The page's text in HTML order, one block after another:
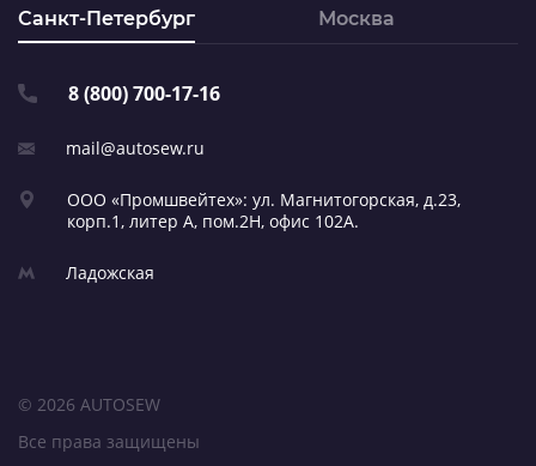
Санкт-Петербург Москва
8 (800) 700-17-16
mail@autosew.ru
ООО «Промшвейтех»: ул. Магнитогорская, д.23,
корп.1, литер А, пом.2Н, офис 102А.
Ладожская
© 2026 AUTOSEW
Все права защищены